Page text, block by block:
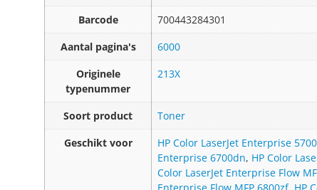
Barcode
700443284301
Aantal pagina's
6000
Originele
typenummer
213X
Soort product
Toner
Geschikt voor
HP Color LaserJet Enterprise
Enterprise 6700dn, HP Color
Color LaserJet Enterprise Flow